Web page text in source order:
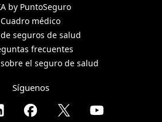
by PuntoSeguro
Cuadro médico
seguros de salud
frecuentes
el seguro de salud
Síguenos